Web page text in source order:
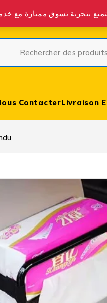
de 400 DH partout au
ContacterLivraison